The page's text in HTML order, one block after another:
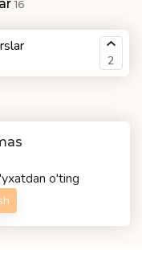
16
2
o'ting